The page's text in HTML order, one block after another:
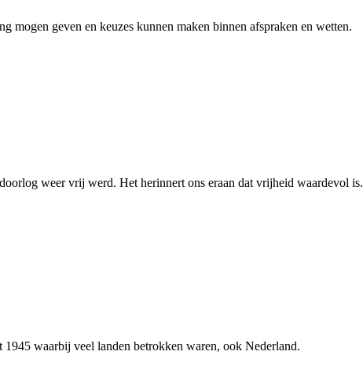
mogen geven en keuzes kunnen maken binnen afspraken en wetten.
weer vrij werd. Het herinnert ons eraan dat vrijheid waardevol is.
waarbij veel landen betrokken waren, ook Nederland.